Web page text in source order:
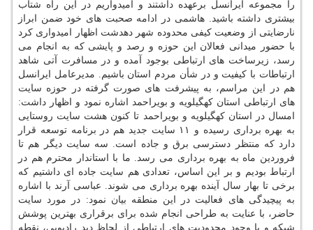
را مجموعه ایرانسل برعهده داشتند و امیدواریم در این راه شتاب
بیشتری داشته باشید. هاشمی در ادامه صحبت های خود ضمن ابراز
نارضایتی از وضعیت کیفی محدوده شهر دهدشت اظهار امیدواری کرد
با حضور میدانی فعالان این حوزه و رصد و پایشی که به انجام می
رسد، زیرساخت های ارتباطی بوجود آمده و در مسافرت آتی شاهد
ارتباطات با کیفیت و در شأن مردم استان باشیم. مدیرعامل ایرانسل
هم در این مراسم، به پیشرفت های صورت گرفته در حوزه سایت
های ارتباطی استان کهگیلویه و بویراحمد اشاره نمود و اظهار داشت:
امسال در استان کهگیلویه و بویراحمد تا کنون هشت سایت روستایی
به بهره برداری رسیده و ۱۱ سایت جدید هم در برنامه توسعه قرار
دارد که منتظر دسترسی برق و جاده است. سه سایت دیگر هم تا
فروردین ماه به بهره برداری می رسد. ما با استاندار محترم هم در
ارتباط بودیم و بر این اساس، تعدادی هم سایت جاده ای داشتیم که
برخی تا بهار سال آینده بهره برداری می شوند. عباسی آرند با اشاره
به پیچیدگی های فعالیت در این منطقه بیان نمود: در مورد سایت
حاضر، با عنایت به طراحی انجام شده برای برقراری بهترین پوشش
شبکه و با وجود محدودیت های ارتباطی از لحاظ دید رادیویی، نقطه